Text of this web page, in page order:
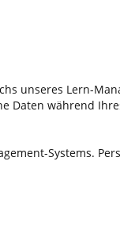
unseres Lern-
während
Systems.